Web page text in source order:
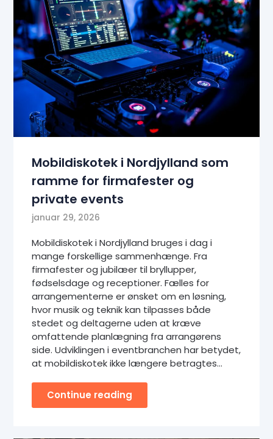
Mobildiskotek i Nordjylland som
ramme for firmafester og
private events
januar 29, 2026
Mobildiskotek i Nordjylland bruges i dag i
mange forskellige sammenhænge. Fra
firmafester og jubilæer til bryllupper,
fødselsdage og receptioner. Fælles for
arrangementerne er ønsket om en løsning,
hvor musik og teknik kan tilpasses både
stedet og deltagerne uden at kræve
omfattende planlægning fra arrangørens
side. Udviklingen i eventbranchen har betydet,
at mobildiskotek ikke længere betragtes…
Continue reading